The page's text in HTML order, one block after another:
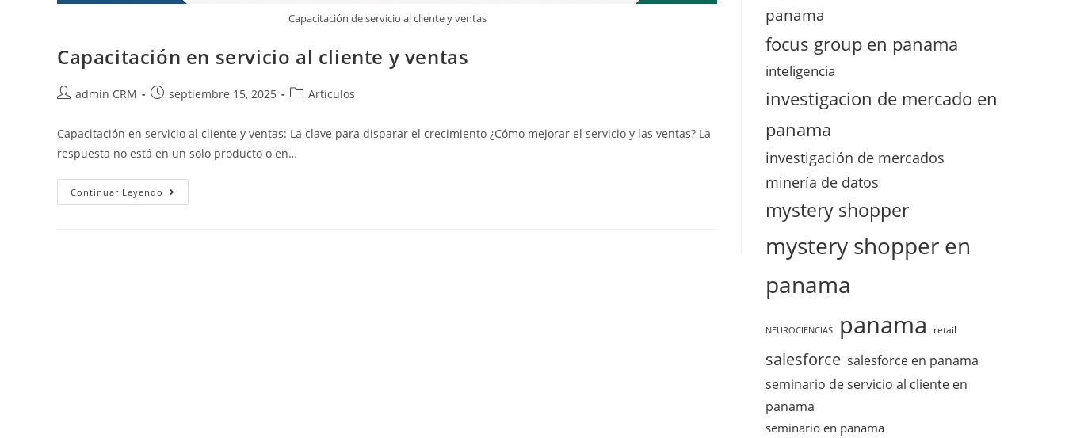
Capacitación de servicio al cliente y ventas
Capacitación en servicio al cliente y ventas
admin CRM septiembre 15, 2025 Artículos
Capacitación en servicio al cliente y ventas: La clave para disparar el crecimiento ¿Cómo mejorar el servicio y las ventas? La
respuesta no está en un solo producto o en…
Continuar Leyendo
panama
focus group en panama
inteligencia
investigacion de mercado en
panama
investigación de mercados
minería de datos
mystery shopper
mystery shopper en
panama
NEUROCIENCIAS panama retail
salesforce salesforce en panama
seminario de servicio al cliente en
panama
seminario en panama